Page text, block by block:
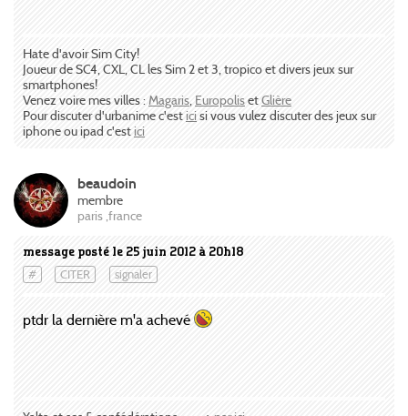
Hate d'avoir Sim City!
Joueur de SC4, CXL, CL les Sim 2 et 3, tropico et divers jeux sur
smartphones!
Venez voire mes villes :Magaris, EuropolisetGlière
Pour discuter d'urbanime c'esticisi vous vulez discuter des jeux sur
iphone ou ipad c'estici
message posté le 25 juin 2012 à 20h18
# CITER signaler
beaudoin
membre
paris ,france
ptdr la dernière m'a achevé